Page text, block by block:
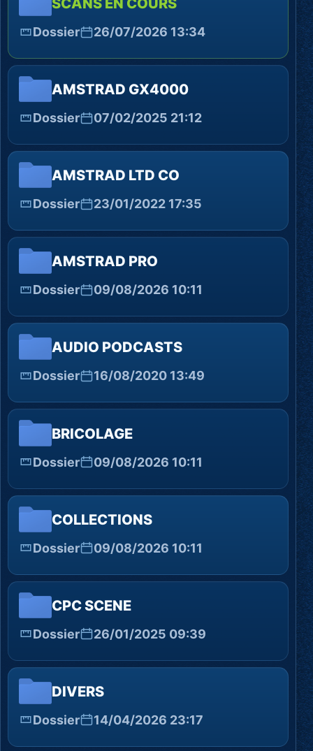
Dossier 26/07/2026 13:34
AMSTRAD GX4000
Dossier 07/02/2025 21:12
AMSTRAD LTD CO
Dossier 23/01/2022 17:35
AMSTRAD PRO
Dossier 09/08/2026 10:11
AUDIO PODCASTS
Dossier 16/08/2020 13:49
BRICOLAGE
Dossier 09/08/2026 10:11
COLLECTIONS
Dossier 09/08/2026 10:11
CPC SCENE
Dossier 26/01/2025 09:39
DIVERS
Dossier 14/04/2026 23:17